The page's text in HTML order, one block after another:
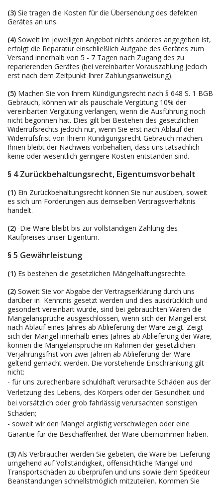
(3) Sie tragen die Kosten für die Übersendung des defekten
Gerätes an uns.
(4) Soweit im jeweiligen Angebot nichts anderes angegeben ist,
erfolgt die Reparatur einschließlich Aufgabe des Gerätes zum
Versand innerhalb von 5 - 7 Tagen nach Zugang des zu
reparierenden Gerätes (bei vereinbarter Vorauszahlung jedoch
erst nach dem Zeitpunkt Ihrer Zahlungsanweisung).
(5) Machen Sie von Ihrem Kündigungsrecht nach § 648 S. 1 BGB
Gebrauch, können wir als pauschale Vergütung 10% der
vereinbarten Vergütung verlangen, wenn die Ausführung noch
nicht begonnen hat. Dies gilt bei Bestehen des gesetzlichen
Widerrufsrechts jedoch nur, wenn Sie erst nach Ablauf der
Widerrufsfrist von Ihrem Kündigungsrecht Gebrauch machen.
Ihnen bleibt der Nachweis vorbehalten, dass uns tatsächlich
keine oder wesentlich geringere Kosten entstanden sind.
§ 4 Zurückbehaltungsrecht, Eigentumsvorbehalt
(1) Ein Zurückbehaltungsrecht können Sie nur ausüben, soweit
es sich um Forderungen aus demselben Vertragsverhältnis
handelt.
(2) Die Ware bleibt bis zur vollständigen Zahlung des
Kaufpreises unser Eigentum.
§ 5 Gewährleistung
(1) Es bestehen die gesetzlichen Mängelhaftungsrechte.
(2) Soweit Sie vor Abgabe der Vertragserklärung durch uns
darüber in Kenntnis gesetzt werden und dies ausdrücklich und
gesondert vereinbart wurde, sind bei gebrauchten Waren die
Mängelansprüche ausgeschlossen, wenn sich der Mangel erst
nach Ablauf eines Jahres ab Ablieferung der Ware zeigt. Zeigt
sich der Mangel innerhalb eines Jahres ab Ablieferung der Ware,
können die Mängelansprüche im Rahmen der gesetzlichen
Verjährungsfrist von zwei Jahren ab Ablieferung der Ware
geltend gemacht werden. Die vorstehende Einschränkung gilt
nicht:
- für uns zurechenbare schuldhaft verursachte Schäden aus der
Verletzung des Lebens, des Körpers oder der Gesundheit und
bei vorsätzlich oder grob fahrlässig verursachten sonstigen
Schäden;
- soweit wir den Mangel arglistig verschwiegen oder eine
Garantie für die Beschaffenheit der Ware übernommen haben.
(3) Als Verbraucher werden Sie gebeten, die Ware bei Lieferung
umgehend auf Vollständigkeit, offensichtliche Mängel und
Transportschäden zu überprüfen und uns sowie dem Spediteur
Beanstandungen schnellstmöglich mitzuteilen. Kommen Sie